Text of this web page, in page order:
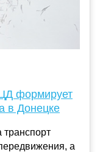
формирует
в Донецке
транспорт
а